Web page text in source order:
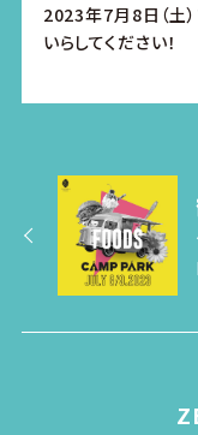
2023年7月 8日（土）
いらしてください！